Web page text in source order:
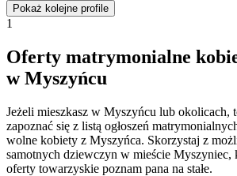
Pokaż kolejne profile
1
Oferty matrymonialne
w Myszyńcu
Jeżeli mieszkasz w Myszyńcu lub okolicach,
zapoznać się z listą ogłoszeń
wolne kobiety z Myszyńca. Skorzystaj z
samotnych dziewczyn w mieście Myszyniec,
oferty towarzyskie poznam pana na stałe.